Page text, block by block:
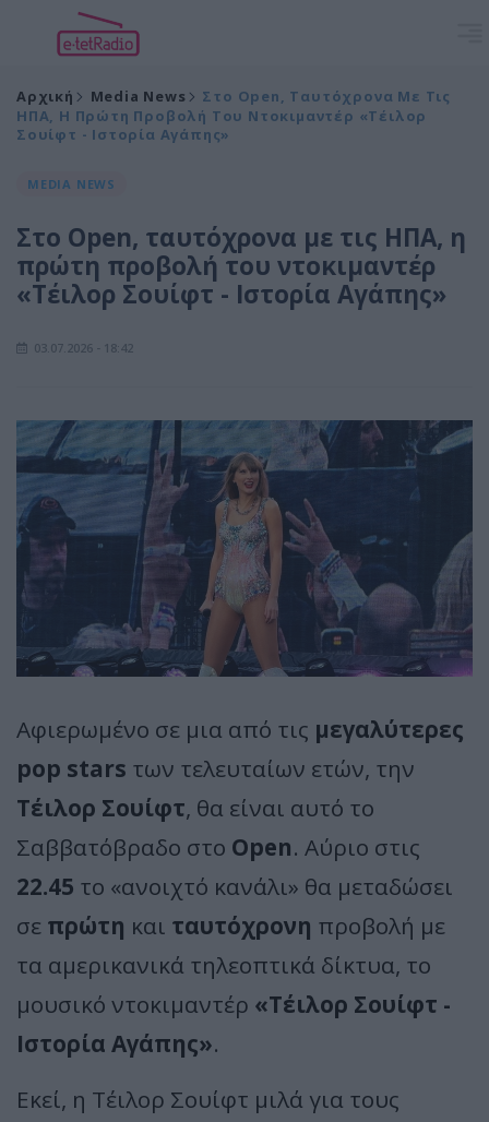
Αρχική Media News
Στο Open, Ταυτόχρονα Με Τις
ΗΠΑ, Η Πρώτη Προβολή Του Ντοκιμαντέρ «Τέιλορ
Σουίφτ - Ιστορία Αγάπης»
MEDIA NEWS
Στο Open, ταυτόχρονα με τις ΗΠΑ, η
πρώτη προβολή του ντοκιμαντέρ
«Τέιλορ Σουίφτ - Ιστορία Αγάπης»
03.07.2026 - 18:42
Αφιερωμένο σε μια από τις μεγαλύτερες
pop stars των τελευταίων ετών, την
Τέιλορ Σουίφτ, θα είναι αυτό το
Σαββατόβραδο στο Open. Αύριο στις
22.45 το «ανοιχτό κανάλι» θα μεταδώσει
σε πρώτη και ταυτόχρονη προβολή με
τα αμερικανικά τηλεοπτικά δίκτυα, το
μουσικό ντοκιμαντέρ «Τέιλορ Σουίφτ -
Ιστορία Αγάπης».
Εκεί, η Τέιλορ Σουίφτ μιλά για τους